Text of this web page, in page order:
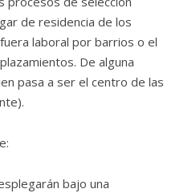
de residencia de los
laboral por barrios o el
De alguna
pasa a ser el centro de las
bajo una